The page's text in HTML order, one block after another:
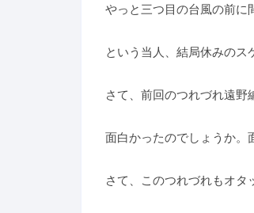
やっと三つ目の台風の前に
という当人、結局休みのス
さて、前回のつれづれ遠野
面白かったのでしょうか。
さて、このつれづれもオタ